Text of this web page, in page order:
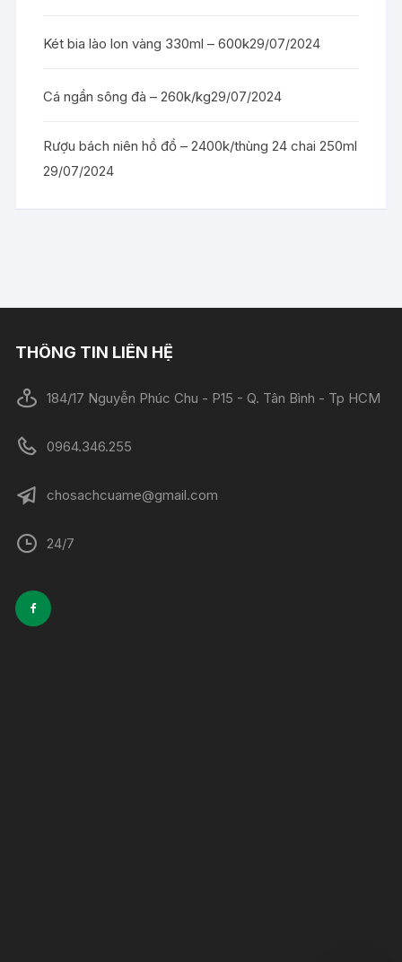
Két bia lào lon vàng 330ml – 600k29/07/2024
Cá ngần sông đà – 260k/kg29/07/2024
Rượu bách niên hồ đồ – 2400k/thùng 24 chai 250ml
29/07/2024
THÔNG TIN LIÊN HỆ
184/17 Nguyễn Phúc Chu - P15 - Q. Tân Bình - Tp HCM
0964.346.255
chosachcuame@gmail.com
24/7